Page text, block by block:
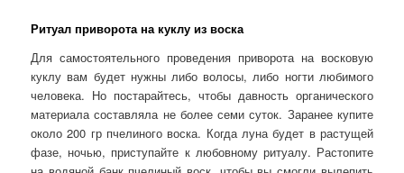
Ритуал приворота на куклу из воска
Для самостоятельного проведения приворота на восковую
куклу вам будет нужны либо волосы, либо ногти любимого
человека. Но постарайтесь, чтобы давность органического
материала составляла не более семи суток. Заранее купите
около 200 гр пчелиного воска. Когда луна будет в растущей
фазе, ночью, приступайте к любовному ритуалу. Растопите